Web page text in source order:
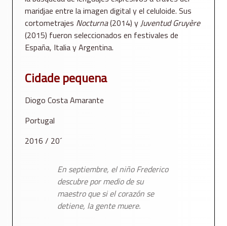
maridjae entre la imagen digital y el celuloide. Sus
cortometrajes Nocturna(2014) yJuventud Gruyère
(2015) fueron seleccionados en festivales de
España, Italia y Argentina.
Cidade pequena
Diogo Costa Amarante
Portugal
2016 / 20´
En septiembre, el niño Frederico
descubre por medio de su
maestro que si el corazón se
detiene, la gente muere.